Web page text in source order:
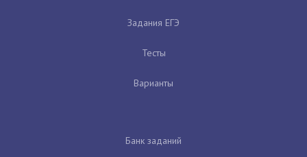
Задания ЕГЭ
Тесты
Варианты
Банк заданий